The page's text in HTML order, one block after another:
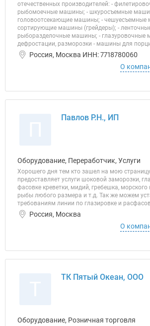
отечественных производителей: -
рыбомоечные машины; - шкуросъемные
головоотсекающие машины; - чешуесъемные
сортирующие машины (грейдеры); -
рыборазделочные машины; - глазуровочные
дефростации, разморозки - машины для
Россия, Москва ИНН: 7718780060
О
Павлов Р.Н., ИП
Оборудование, Переработчик, Услуги
Хорошего дня тем кто зашел на мою
предоставляет услуги шоковой заморозки,
фасовке креветки, мидий, гребешка, морского
рыбы любого размера и т.д. Так же можем
требованиям линии по глазировке и
Россия, Москва
О
ТК Пятый Океан, ООО
Оборудование, Розничная торговля